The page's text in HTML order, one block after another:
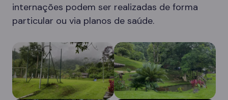
internações podem ser realizadas de forma
particular ou via planos de saúde.